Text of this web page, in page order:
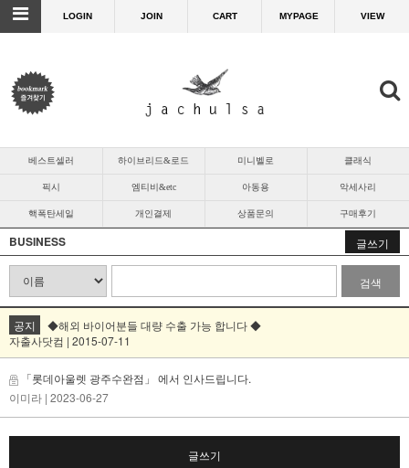
LOGIN JOIN CART MYPAGE VIEW
베스트셀러 하이브리드&로드 미니벨로 클래식
픽시 엠티비&etc 아동용 악세사리
핵폭탄세일 개인결제 상품문의 구매후기
BUSINESS 글쓰기
검색
공지
◆해외 바이어분들 대량 수출 가능 합니다 ◆
자출사닷컴 | 2015-07-11
「롯데아울렛 광주수완점」 에서 인사드립니다.
이미라 | 2023-06-27
글쓰기